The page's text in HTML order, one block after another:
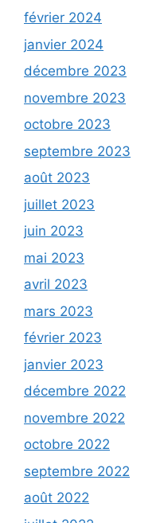
février 2024
janvier 2024
décembre 2023
novembre 2023
octobre 2023
septembre 2023
août 2023
juillet 2023
juin 2023
mai 2023
avril 2023
mars 2023
février 2023
janvier 2023
décembre 2022
novembre 2022
octobre 2022
septembre 2022
août 2022